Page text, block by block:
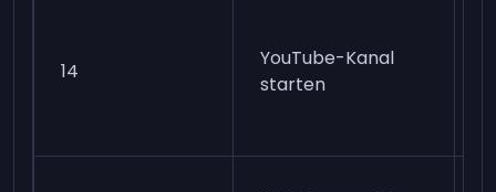
14
YouTube-Kanal
starten